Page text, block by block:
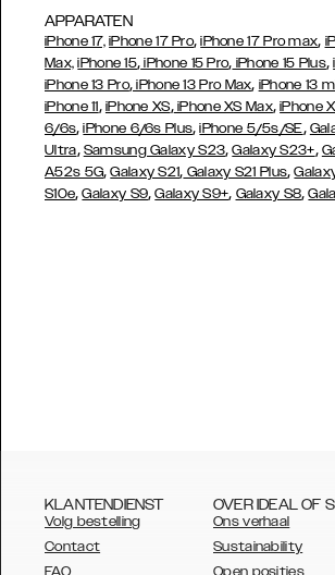
APPARATEN
iPhone 17, iPhone 17 Pro,iPhone 17 Pro max,
Max, iPhone 15, iPhone 15 Pro, iPhone 15 Plus,
iPhone 13 Pro, iPhone 13 Pro Max, iPhone 13
iPhone 11, iPhone XS,iPhone XS Max,iPhone
6/6s,iPhone 6/6s Plus,iPhone 5/5s/SE,
Ultra, Samsung Galaxy S23,Galaxy S23+,
A52s 5G,Galaxy S21, Galaxy S21 Plus,
S10e,Galaxy S9,Galaxy S9+, Galaxy S8,
KLANTENDIENST
Volg bestelling
Contact
OVER IDEAL OF
Ons verhaal
Sustainability